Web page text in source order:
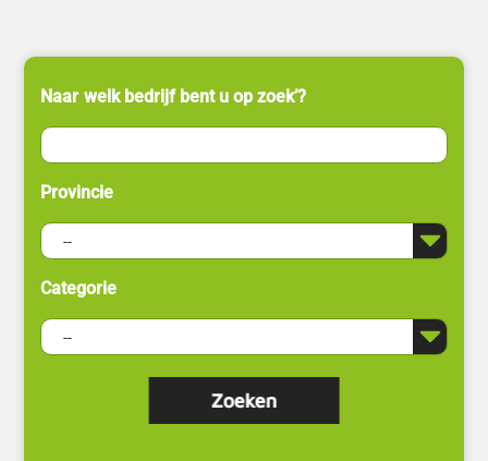
Naar welk bedrijf bent u op zoek’?
Provincie
Categorie